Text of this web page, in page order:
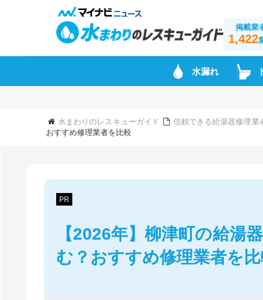
掲載業
1,422
水漏れ
水まわりのレスキューガイド 信頼できる給湯器修理業
おすすめ修理業者を比較
PR
【2026年】柳津町の給湯
む？おすすめ修理業者を